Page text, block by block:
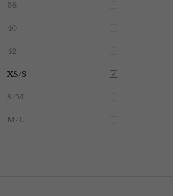
38
40
42
XS/S
S/M
M/L